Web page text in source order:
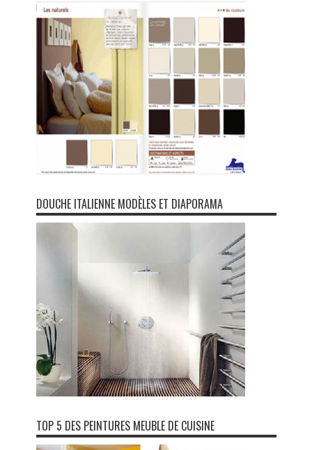
DOUCHE ITALIENNE MODÈLES ET DIAPORAMA
TOP 5 DES PEINTURES MEUBLE DE CUISINE